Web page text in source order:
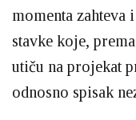
momenta zahteva
stavke koje,
utiču na projekat
odnosno spisak